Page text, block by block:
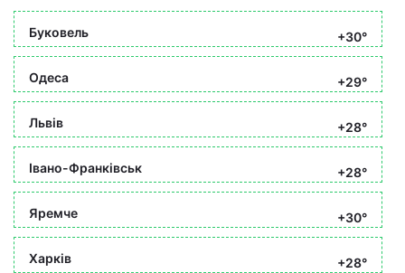
Буковель +30°
Одеса +29°
Львів +28°
Івано-Франківськ +28°
Яремче +30°
Харків
+28°